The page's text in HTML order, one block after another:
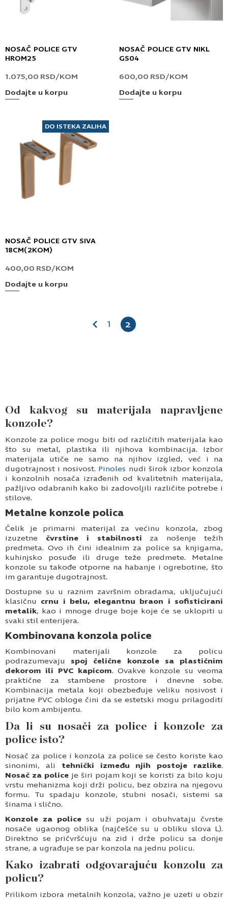
NOSAČ POLICE GTV
HROM25
1.075,00 RSD/KOM
Dodajte u korpu
NOSAČ POLICE GTV NIKL
GS04
600,00 RSD/KOM
Dodajte u korpu
DO ISTEKA ZALIHA
NOSAČ POLICE GTV SIVA
18CM(2KOM)
400,00 RSD/KOM
Dodajte u korpu
1 2
Od kakvog su materijala napravljene
konzole?
Konzole za police mogu biti od različitih materijala kao
što su metal, plastika ili njihova kombinacija. Izbor
materijala utiče ne samo na njihov izgled, već i na
dugotrajnost i nosivost. Pinoles nudi širok izbor konzola
i konzolnih nosača izrađenih od kvalitetnih materijala,
pažljivo odabranih kako bi zadovoljili različite potrebe i
stilove.
Metalne konzole polica
Čelik je primarni materijal za većinu konzola, zbog
izuzetne čvrstine i stabilnosti za nošenje težih
predmeta. Ovo ih čini idealnim za police sa knjigama,
kuhinjsko posuđe ili druge teže predmete. Metalne
konzole su takođe otporne na habanje i ogrebotine, što
im garantuje dugotrajnost.
Dostupne su u raznim završnim obradama, uključujući
klasičnu crnu i belu, elegantnu braon i sofisticirani
metalik, kao i mnoge druge boje koje će se uklopiti u
svaki stil enterijera.
Kombinovana konzola police
Kombinovani materijali konzole za policu
podrazumevaju spoj čelične konzole sa plastičnim
dekorom ili PVC kapicom. Ovakve konzole su veoma
praktične za stambene prostore i dnevne sobe.
Kombinacija metala koji obezbeđuje veliku nosivost i
prijatne PVC obloge čini da se estetski mogu prilagoditi
bilo kom ambijentu.
Da li su nosači za police i konzole za
police isto?
Nosač za police i konzola za police se često koriste kao
sinonimi, ali tehnički između njih postoje razlike.
Nosač za policeje širi pojam koji se koristi za bilo koju
vrstu mehanizma koji drži policu, bez obzira na njegovu
formu. Tu spadaju konzole, stubni nosači, sistemi sa
šinama i slično.
Konzole za police su uži pojam i obuhvataju čvrste
nosače ugaonog oblika (najčešće su u obliku slova L).
Direktno se pričvršćuju na zid i drže policu sa donje
strane, a ugrađuje se par konzola na jednu policu.
Kako izabrati odgovarajuću konzolu za
policu?
Prilikom izbora metalnih konzola, važno je uzeti u obzir